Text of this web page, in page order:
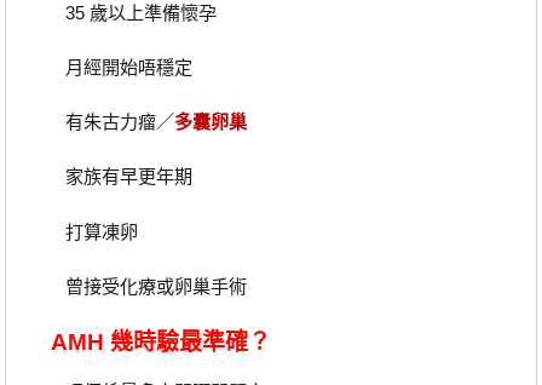
35 歲以上準備懷孕
月經開始唔穩定
有朱古力瘤／多囊卵巢
家族有早更年期
打算凍卵
曾接受化療或卵巢手術
AMH 幾時驗最準確？